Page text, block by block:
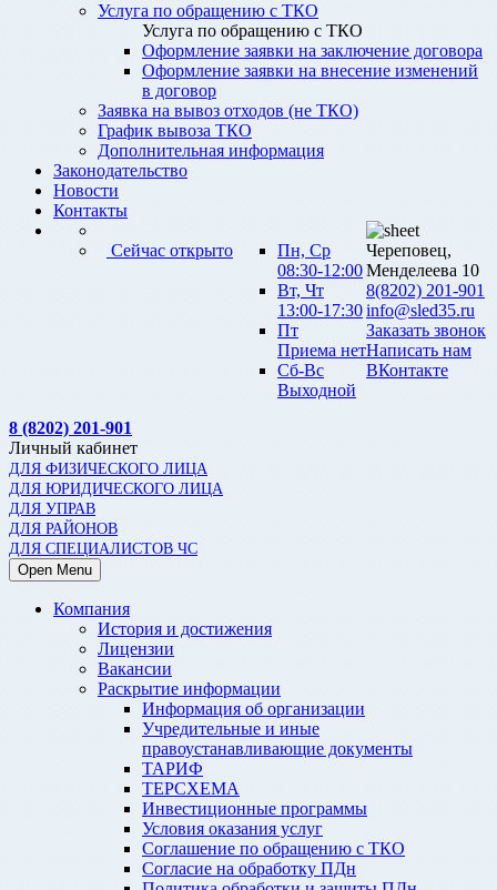
Услуга по обращению с ТКО
Услуга по обращению с ТКО
Оформление заявки на заключение договора
Оформление заявки на внесение изменений
в договор
Заявка на вывоз отходов (не ТКО)
График вывоза ТКО
Дополнительная информация
Законодательство
Новости
Контакты
Сейчас открыто
Пн, Ср
08:30-12:00
Вт, Чт
13:00-17:30
Пт
Приема нет
Сб-Вс
Выходной
Череповец,
Менделеева 10
8(8202) 201-901
info@sled35.ru
Заказать звонок
Написать нам
ВКонтакте
8 (8202) 201-901
Личный кабинет
ДЛЯ ФИЗИЧЕСКОГО ЛИЦА
ДЛЯ ЮРИДИЧЕСКОГО ЛИЦА
ДЛЯ УПРАВ
ДЛЯ РАЙОНОВ
ДЛЯ СПЕЦИАЛИСТОВ ЧС
Open Menu
Компания
История и достижения
Лицензии
Вакансии
Раскрытие информации
Информация об организации
Учредительные и иные
правоустанавливающие документы
ТАРИФ
ТЕРСХЕМА
Инвестиционные программы
Условия оказания услуг
Соглашение по обращению с ТКО
Согласие на обработку ПДн